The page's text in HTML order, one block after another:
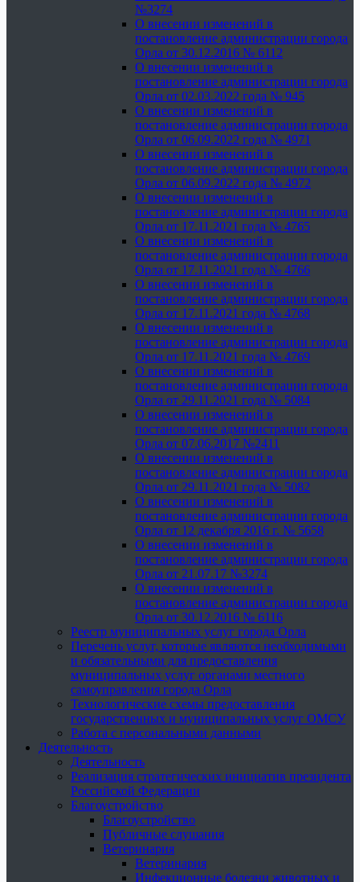
№3274
О внесении изменений в
постановление администрации города
Орла от 30.12.2016 № 6112
О внесении изменений в
постановление администрации города
Орла от 02.03.2022 года № 945
О внесении изменений в
постановление администрации города
Орла от 06.09.2022 года № 4971
О внесении изменений в
постановление администрации города
Орла от 06.09.2022 года № 4972
О внесении изменений в
постановление администрации города
Орла от 17.11.2021 года № 4765
О внесении изменений в
постановление администрации города
Орла от 17.11.2021 года № 4766
О внесении изменений в
постановление администрации города
Орла от 17.11.2021 года № 4768
О внесении изменений в
постановление администрации города
Орла от 17.11.2021 года № 4769
О внесении изменений в
постановление администрации города
Орла от 29.11.2021 года № 5084
О внесении изменений в
постановление администрации города
Орла от 07.06.2017 №2411
О внесении изменений в
постановление администрации города
Орла от 29.11.2021 года № 5082
О внесении изменений в
постановление администрации города
Орла от 12 декабря 2016 г. № 5658
О внесении изменений в
постановление администрации города
Орла от 21.07.17 №3274
О внесении изменений в
постановление администрации города
Орла от 30.12.2016 № 6116
Реестр муниципальных услуг города Орла
Перечень услуг, которые являются необходимыми
и обязательными для предоставления
муниципальных услуг органами местного
самоуправления города Орла
Технологические схемы предоставления
государственных и муниципальных услуг ОМСУ
Работа с персональными данными
Деятельность
Деятельность
Реализация стратегических инициатив президента
Российской Федерации
Благоустройство
Благоустройство
Публичные слушания
Ветеринария
Ветеринария
Инфекционные болезни животных и